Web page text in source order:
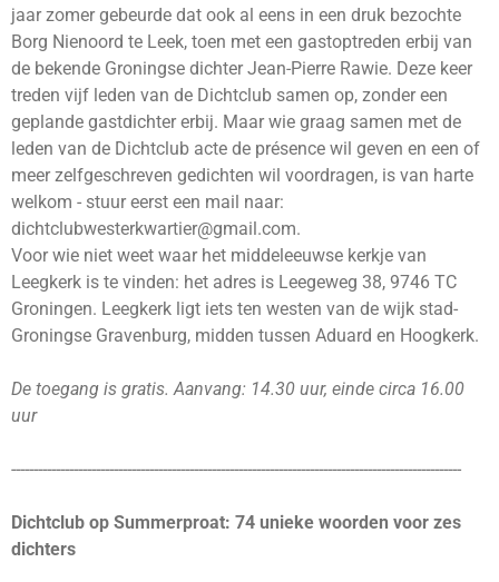
jaar zomer gebeurde dat ook al eens in een druk bezochte
Borg Nienoord te Leek, toen met een gastoptreden erbij van
de bekende Groningse dichter Jean-Pierre Rawie. Deze keer
treden vijf leden van de Dichtclub samen op, zonder een
geplande gastdichter erbij. Maar wie graag samen met de
leden van de Dichtclub acte de présence wil geven en een of
meer zelfgeschreven gedichten wil voordragen, is van harte
welkom - stuur eerst een mail naar:
dichtclubwesterkwartier@gmail.com.
Voor wie niet weet waar het middeleeuwse kerkje van
Leegkerk is te vinden: het adres is Leegeweg 38, 9746 TC
Groningen. Leegkerk ligt iets ten westen van de wijk stad-
Groningse Gravenburg, midden tussen Aduard en Hoogkerk.
De toegang is gratis. Aanvang: 14.30 uur, einde circa 16.00
uur
-----------------------------------------------------------------------------------------------------
Dichtclub op Summerproat: 74 unieke woorden voor zes
dichters